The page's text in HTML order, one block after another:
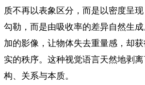
质不再以表象区分，而是以密度呈
勾勒，而是由吸收率的差异自然生
加的影像，让物体失去重量感，却
实的秩序。这种视觉语言天然地剥
构、关系与本质。